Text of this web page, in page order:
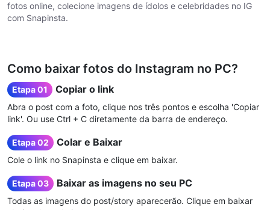
fotos online, colecione imagens de ídolos e celebridades no IG
com Snapinsta.
Como baixar fotos do Instagram no PC?
Etapa 01 Copiar o link
Abra o post com a foto, clique nos três pontos e escolha 'Copiar
link'. Ou use Ctrl + C diretamente da barra de endereço.
Etapa 02 Colar e Baixar
Cole o link no Snapinsta e clique em baixar.
Etapa 03 Baixar as imagens no seu PC
Todas as imagens do post/story aparecerão. Clique em baixar